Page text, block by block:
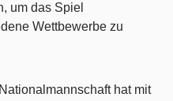
um das Spiel
Wettbewerbe zu
hat mit